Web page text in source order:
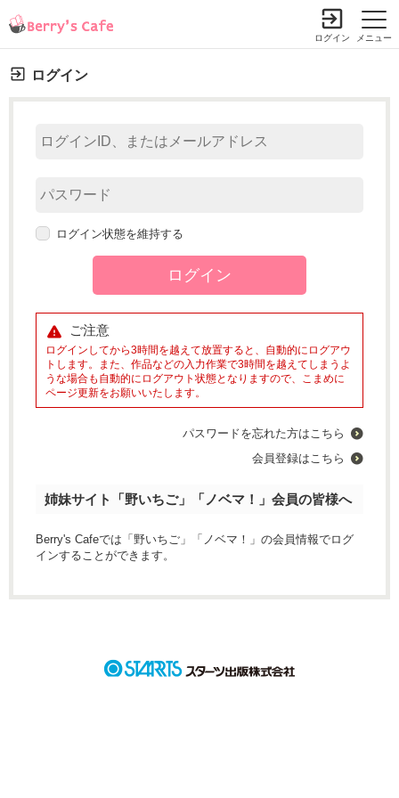
メニュー
ログイン
ログイン
ログイン状態を維持する
ご注意
ログインしてから3時間を越えて放置すると、自動的にログアウ
トします。また、作品などの入力作業で3時間を越えてしまうよ
うな場合も自動的にログアウト状態となりますので、こまめに
ページ更新をお願いいたします。
パスワードを忘れた方はこちら
会員登録はこちら
姉妹サイト「野いちご」「ノベマ！」会員の皆様へ
Berry's Cafeでは「野いちご」「ノベマ！」の会員情報でログ
インすることができます。